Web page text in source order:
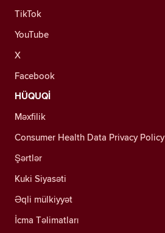
TikTok
YouTube
X
Facebook
HÜQUQİ
Məxfilik
Consumer Health Data Privacy Policy
Şərtlər
Kuki Siyasəti
Əqli mülkiyyət
İcma Təlimatları